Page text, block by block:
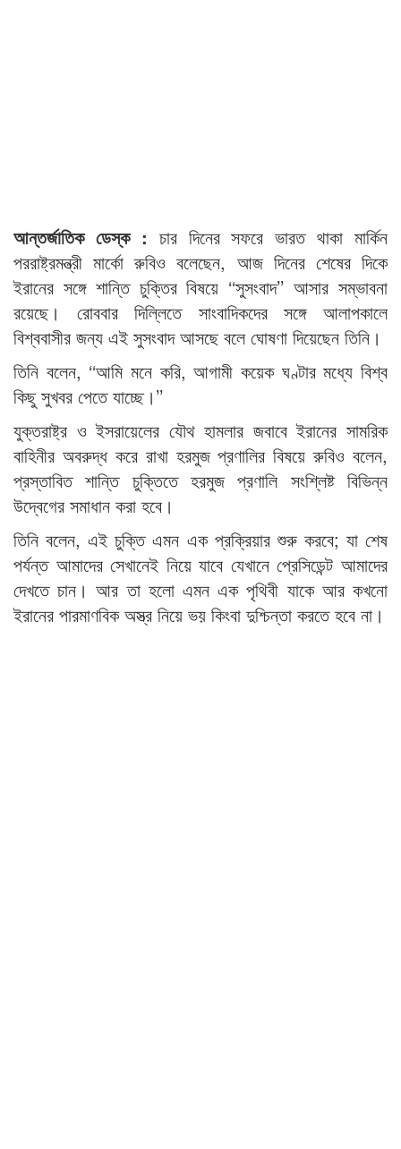
আন্তর্জাতিক ডেস্ক : চার দিনের সফরে ভারত থাকা মার্কিন
পররাষ্ট্রমন্ত্রী মার্কো রুবিও বলেছেন, আজ দিনের শেষের দিকে
ইরানের সঙ্গে শান্তি চুক্তির বিষয়ে ‌‌‘‘সুসংবাদ’’ আসার সম্ভাবনা
রয়েছে। রোববার দিল্লিতে সাংবাদিকদের সঙ্গে আলাপকালে
বিশ্ববাসীর জন্য এই সুসংবাদ আসছে বলে ঘোষণা দিয়েছেন তিনি।
তিনি বলেন, ‘‘আমি মনে করি, আগামী কয়েক ঘণ্টার মধ্যে বিশ্ব
কিছু সুখবর পেতে যাচ্ছে।’’
যুক্তরাষ্ট্র ও ইসরায়েলের যৌথ হামলার জবাবে ইরানের সামরিক
বাহিনীর অবরুদ্ধ করে রাখা হরমুজ প্রণালির বিষয়ে রুবিও বলেন,
প্রস্তাবিত শান্তি চুক্তিতে হরমুজ প্রণালি সংশ্লিষ্ট বিভিন্ন
উদ্বেগের সমাধান করা হবে।
তিনি বলেন, এই চুক্তি এমন এক প্রক্রিয়ার শুরু করবে; যা শেষ
পর্যন্ত আমাদের সেখানেই নিয়ে যাবে যেখানে প্রেসিডেন্ট আমাদের
দেখতে চান। আর তা হলো এমন এক পৃথিবী যাকে আর কখনো
ইরানের পারমাণবিক অস্ত্র নিয়ে ভয় কিংবা দুশ্চিন্তা করতে হবে না।